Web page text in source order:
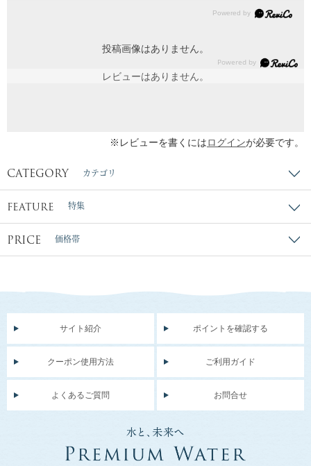
投稿画像はありません。
レビューはありません。
※レビューを書くにはログインが必要です。
CATEGORY カテゴリ
FEATURE 特集
PRICE 価格帯
サイト紹介 ポイントを確認する
クーポン使用方法 ご利用ガイド
よくあるご質問 お問合せ